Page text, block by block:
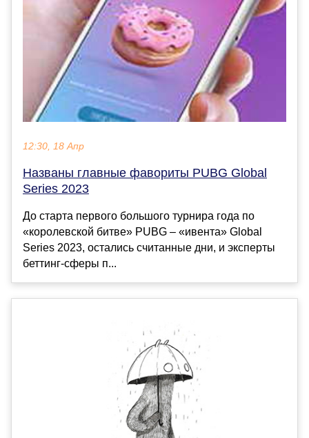
12:30, 18 Апр
Названы главные фавориты PUBG Global
Series 2023
До старта первого большого турнира года по
«королевской битве» PUBG – «ивента» Global
Series 2023, остались считанные дни, и эксперты
беттинг-сферы п...